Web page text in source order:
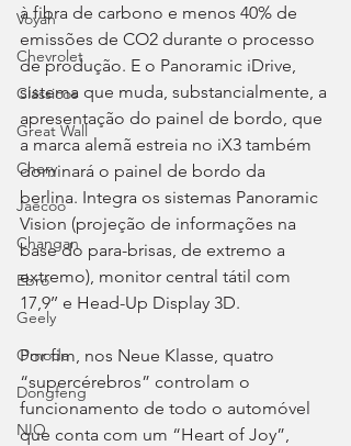
Voyah
Chevrolet
Clássicos
Great Wall
Chery
Jaecoo
Changan
Ebro
Geely
Omoda
Dongfeng
NIO
à fibra de carbono e menos 40% de
emissões de CO2 durante o processo
de produção. E o Panoramic iDrive,
sistema que muda, substancialmente, a
apresentação do painel de bordo, que
a marca alemã estreia no iX3 também
dominará o painel de bordo da
berlina. Integra os sistemas Panoramic
Vision (projeção de informações na
base do para-brisas, de extremo a
extremo), monitor central tátil com
17,9’’ e Head-Up Display 3D.
Por fim, nos Neue Klasse, quatro
“supercérebros” controlam o
funcionamento de todo o automóvel
que conta com um “Heart of Joy”,